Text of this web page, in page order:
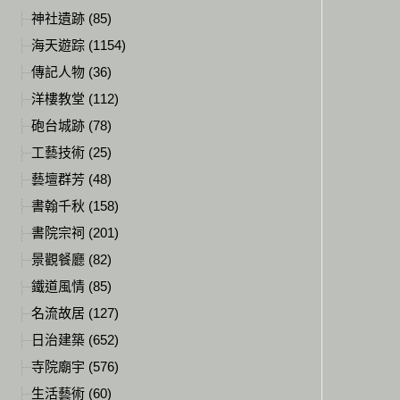
神社遺跡 (85)
海天遊踪 (1154)
傳記人物 (36)
洋樓教堂 (112)
砲台城跡 (78)
工藝技術 (25)
藝壇群芳 (48)
書翰千秋 (158)
書院宗祠 (201)
景觀餐廳 (82)
鐵道風情 (85)
名流故居 (127)
日治建築 (652)
寺院廟宇 (576)
生活藝術 (60)